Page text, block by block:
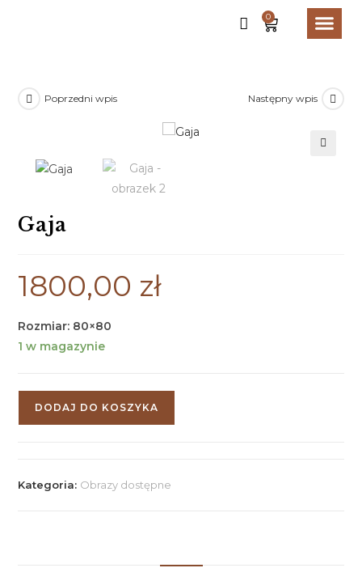
0
Poprzedni wpis Następny wpis
Gaja
1800,00 zł
Rozmiar: 80×80
1 w magazynie
DODAJ DO KOSZYKA
Kategoria: Obrazy dostępne